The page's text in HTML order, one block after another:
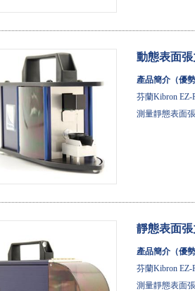
動態表面張
產品簡介（優
芬蘭Kibron
測量靜態表面
靜態表面張
產品簡介（優
芬蘭Kibron
測量靜態表面